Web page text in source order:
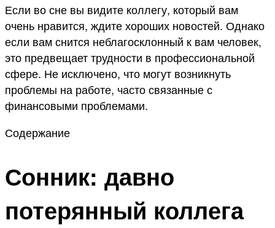
Если во сне вы видите коллегу, который вам
очень нравится, ждите хороших новостей. Однако
если вам снится неблагосклонный к вам человек,
это предвещает трудности в профессиональной
сфере. Не исключено, что могут возникнуть
проблемы на работе, часто связанные с
финансовыми проблемами.
Содержание
Сонник: давно
потерянный коллега